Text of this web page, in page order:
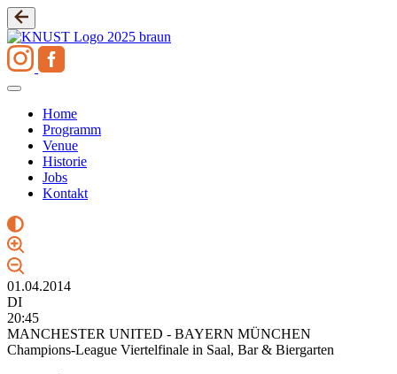
Zum
Inhalt
springen
Home
Programm
Venue
Historie
Jobs
Kontakt
01.04.2014
DI
20:45
MANCHESTER UNITED - BAYERN MÜNCHEN
Champions-League Viertelfinale in Saal, Bar & Biergarten